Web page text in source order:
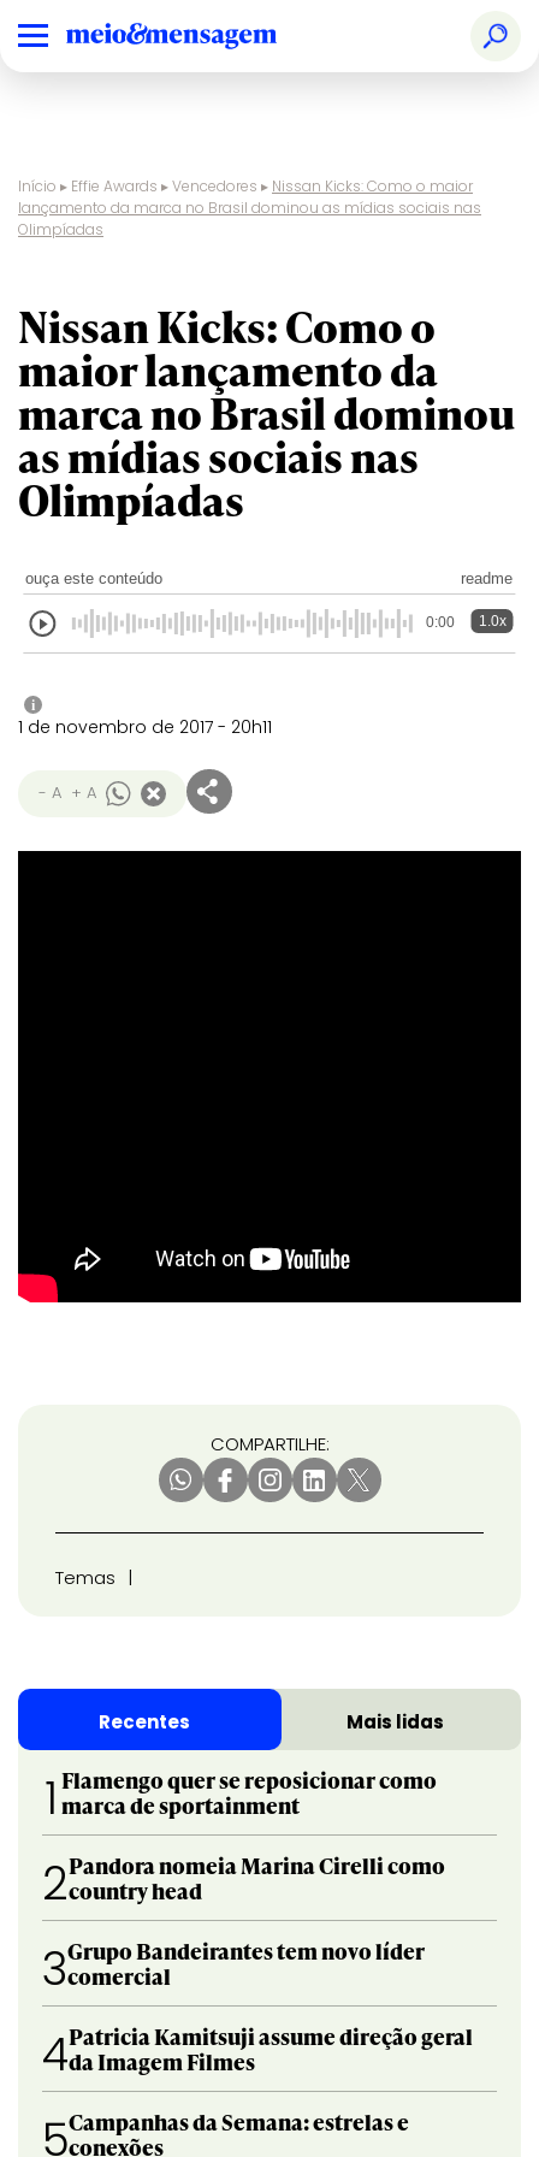
Início ▸ Effie Awards ▸Vencedores ▸ Nissan Kicks: Como o maior
lançamento da marca no Brasil dominou as mídias sociais nas
Olimpíadas
Nissan Kicks: Como o
maior lançamento da
marca no Brasil dominou
as mídias sociais nas
Olimpíadas
ouça este conteúdo readme
0:00 1.0x
i
1 de novembro de 2017 - 20h11
- A + A
COMPARTILHE:
Temas
Recentes Mais lidas
1 Flamengo quer se reposicionar como
marca de sportainment
2Pandora nomeia Marina Cirelli como
country head
3Grupo Bandeirantes tem novo líder
comercial
4Patricia Kamitsuji assume direção geral
da Imagem Filmes
5Campanhas da Semana: estrelas e
conexões